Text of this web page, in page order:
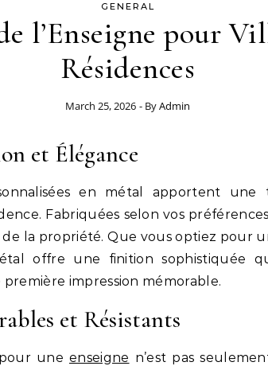
GENERAL
l’Enseigne pour
Résidences
March 25, 2026 - ByAdmin
et Élégance
en métal apportent
Fabriquées selon vos
la propriété. Que vous optiez pour
offre une finition sophistiquée
première impression mémorable.
et Résistants
une enseigne n’est pas